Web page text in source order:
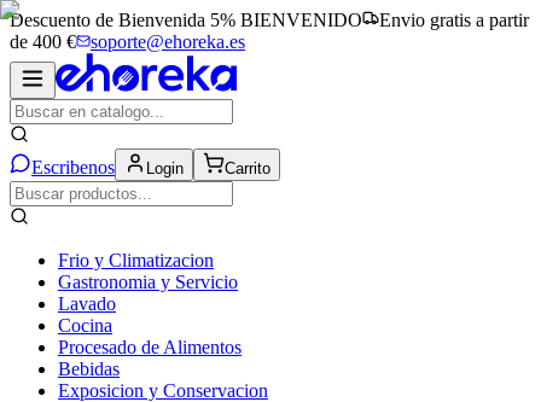
Descuento de Bienvenida 5% BIENVENIDO
Envio gratis a partir
de 400 €
soporte@ehoreka.es
Escribenos Login Carrito
Frio y Climatizacion
Gastronomia y Servicio
Lavado
Cocina
Procesado de Alimentos
Bebidas
Exposicion y Conservacion